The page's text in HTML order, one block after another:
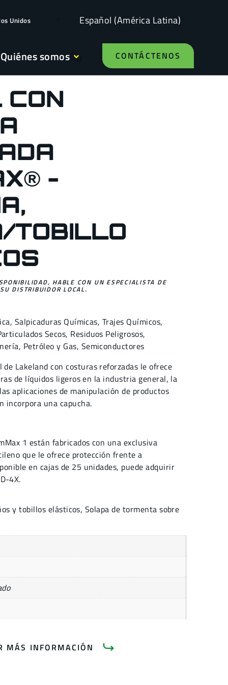
Unidos Español (América Latina)
Quiénes somos CONTÁCTENOS
-
TOBILLO
HABLE CON UN ESPECIALISTA DE
DISTRIBUIDOR LOCAL.
, Salpicaduras Químicas, Trajes Químicos,
Secos, Residuos Peligrosos,
, Petróleo y Gas, Semiconductores
de Lakeland con costuras reforzadas le ofrece
de líquidos ligeros en la industria general, la
aplicaciones de manipulación de productos
incorpora una capucha.
1 están fabricados con una exclusiva
que le ofrece protección frente a
en cajas de 25 unidades, puede adquirir
4X.
y tobillos elásticos, Solapa de tormenta sobre
MÁS INFORMACIÓN